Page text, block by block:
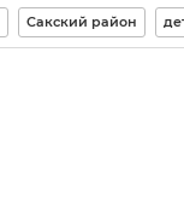
Сакский район